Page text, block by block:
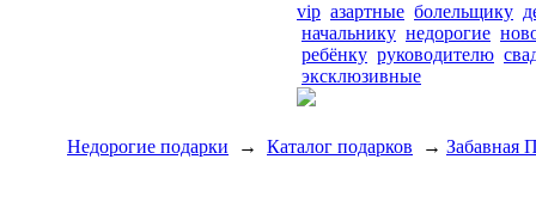
vip азартные болельщику
начальнику недорогие
ребёнку руководителю
эксклюзивные
Недорогие подарки → Каталог подарков → Забавная